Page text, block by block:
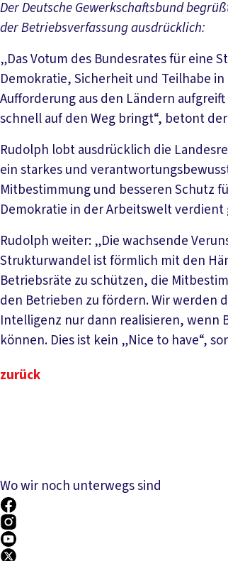
Der Deutsche Gewerkschaftsbund
der Betriebsverfassung ausdrücklich:
„Das Votum des Bundesrates für eine
Demokratie, Sicherheit und Teilhabe
Aufforderung aus den Ländern
schnell auf den Weg bringt“, betont
Rudolph lobt ausdrücklich die
ein starkes und
Mitbestimmung und besseren Schutz
Demokratie in der Arbeitswelt verdient
Rudolph weiter: „Die wachsende
Strukturwandel ist förmlich mit den
Betriebsräte zu schützen, die
den Betrieben zu fördern. Wir werden
Intelligenz nur dann realisieren, wenn
können. Dies ist kein „Nice to have“,
zurück
Wo wir noch unterwegs sind